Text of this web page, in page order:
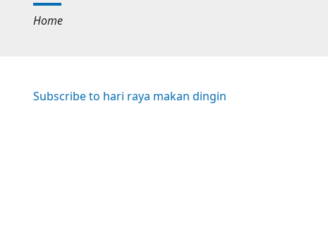
Home
Subscribe to hari raya makan dingin